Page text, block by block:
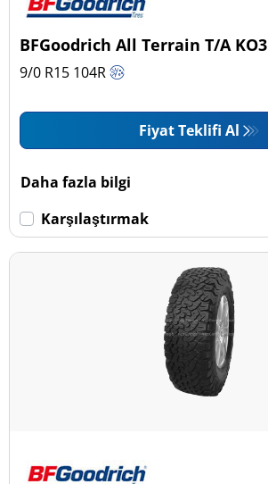
BFGoodrich All Terrain T/A KO3
9/0 R15 104R
Fiyat Teklifi Al
Daha fazla bilgi
Karşılaştırmak